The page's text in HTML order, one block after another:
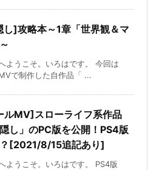
]攻略本～1章「世界観＆マ
ようこそ。いろはです。 今回は
で制作した自作品「 ...
ルMV]スローライフ系作品
隠し」のPC版を公開！PS4版
[2021/8/15追記あり]
ようこそ。いろはです。 PS4版